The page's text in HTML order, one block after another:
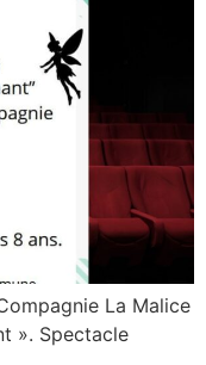
La Malice
». Spectacle